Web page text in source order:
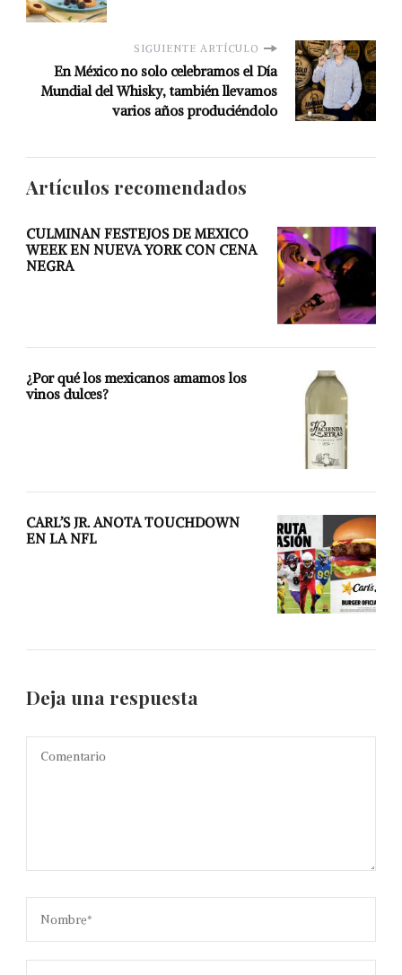
SIGUIENTE ARTÍCULO
En México no solo celebramos el Día
Mundial del Whisky, también llevamos
varios años produciéndolo
Artículos recomendados
CULMINAN FESTEJOS DE MEXICO
WEEK EN NUEVA YORK CON CENA
NEGRA
¿Por qué los mexicanos amamos los
vinos dulces?
CARL’S JR. ANOTA TOUCHDOWN
EN LA NFL
Deja una respuesta